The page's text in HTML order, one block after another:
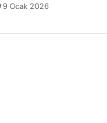
9 Ocak 2026